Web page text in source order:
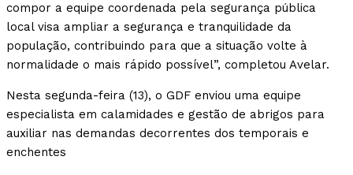
compor a equipe coordenada pela segurança pública
local visa ampliar a segurança e tranquilidade da
população, contribuindo para que a situação volte à
normalidade o mais rápido possível”, completou Avelar.
Nesta segunda-feira (13), o GDF enviou uma equipe
especialista em calamidades e gestão de abrigos para
auxiliar nas demandas decorrentes dos temporais e
enchentes